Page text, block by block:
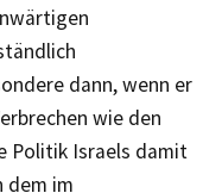
dann, wenn er
wie den
Politik Israels damit
dem im